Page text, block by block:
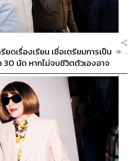
ยดเรื่องเรียน เชื่อเตรียมการเป็น
นัด หากไม่จบชีวิตตัวเองอาจ
...